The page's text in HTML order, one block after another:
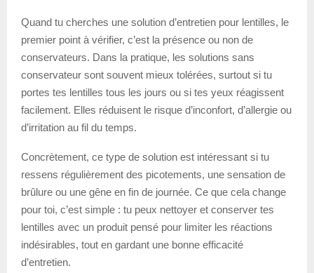
Quand tu cherches une solution d’entretien pour lentilles, le
premier point à vérifier, c’est la présence ou non de
conservateurs. Dans la pratique, les solutions sans
conservateur sont souvent mieux tolérées, surtout si tu
portes tes lentilles tous les jours ou si tes yeux réagissent
facilement. Elles réduisent le risque d’inconfort, d’allergie ou
d’irritation au fil du temps.
Concrètement, ce type de solution est intéressant si tu
ressens régulièrement des picotements, une sensation de
brûlure ou une gêne en fin de journée. Ce que cela change
pour toi, c’est simple : tu peux nettoyer et conserver tes
lentilles avec un produit pensé pour limiter les réactions
indésirables, tout en gardant une bonne efficacité
d’entretien.